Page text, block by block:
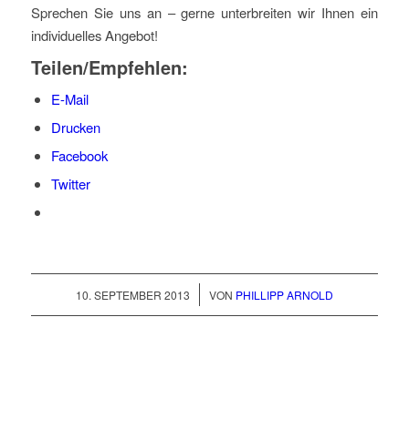
Sprechen Sie uns an – gerne unterbreiten wir Ihnen ein
individuelles Angebot!
Teilen/Empfehlen:
E-Mail
Drucken
Facebook
Twitter
10. SEPTEMBER 2013
/ VON PHILLIPP ARNOLD